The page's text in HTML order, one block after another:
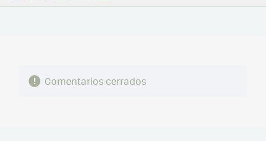
FACEBOOK
TWITTERFLIPBOARD
E-
WHATSAPP
Comentarios cerrados